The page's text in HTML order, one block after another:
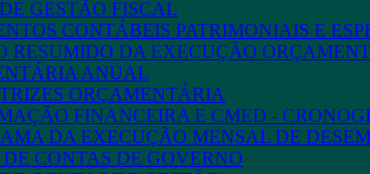
GESTÃO FISCAL
CONTÁBEIS PATRIMONIAIS E
RESUMIDO DA EXECUÇÃO
ANUAL
ORÇAMENTÁRIA
FINANCEIRA E CMED -
DA EXECUÇÃO MENSAL DE
CONTAS DE GOVERNO